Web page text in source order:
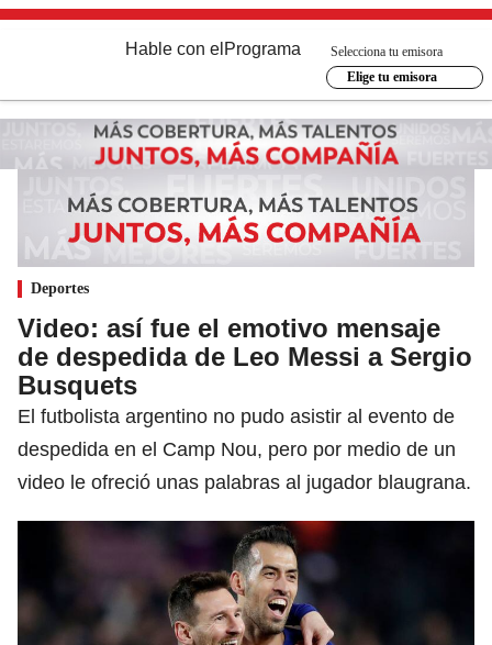
Hable con el Programa
Selecciona tu emisora
Elige tu emisora
Deportes
Video: así fue el emotivo mensaje
de despedida de Leo Messi a Sergio
Busquets
El futbolista argentino no pudo asistir al evento de
despedida en el Camp Nou, pero por medio de un
video le ofreció unas palabras al jugador blaugrana.